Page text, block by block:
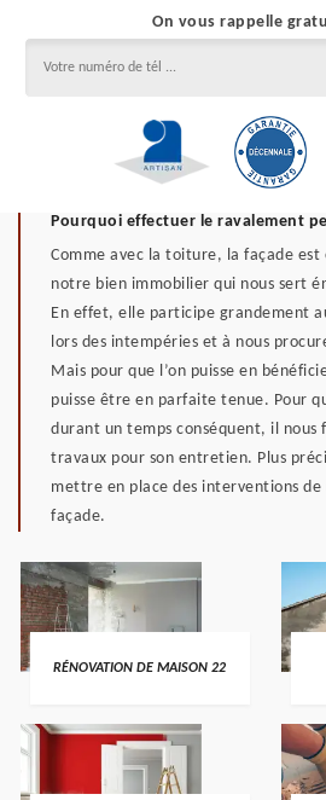
On vous rappelle
Pourquoi effectuer le ravalement
Comme avec la toiture, la façade
notre bien immobilier qui nous sert
En effet, elle participe grandement
lors des intempéries et à nous
Mais pour que l’on puisse en
puisse être en parfaite tenue. Pour
durant un temps conséquent, il nous
travaux pour son entretien. Plus
mettre en place des interventions
façade.
RÉNOVATION DE MAISON 22